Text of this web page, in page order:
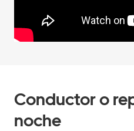
Conductor o
noche